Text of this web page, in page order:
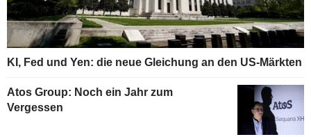
KI, Fed und Yen: die neue Gleichung an den US-Märkten
Atos Group: Noch ein Jahr zum
Vergessen